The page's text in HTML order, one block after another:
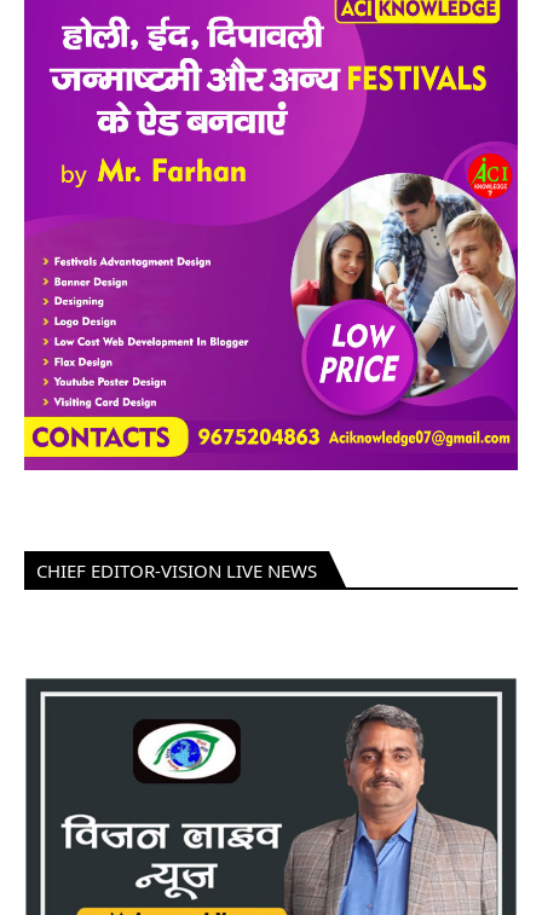
CHIEF EDITOR-VISION LIVE NEWS